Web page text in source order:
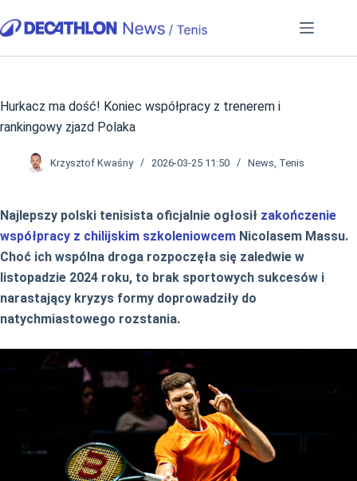
do
Hurkacz ma dość! Koniec współpracy z trenerem i
rankingowy zjazd Polaka
Krzysztof Kwaśny 2026-03-25 11:50 News Tenis
Najlepszy polski tenisista oficjalnie ogłosił zakończenie
współpracy z chilijskim szkoleniowcem Nicolasem Massu.
Choć ich wspólna droga rozpoczęła się zaledwie w
listopadzie 2024 roku, to brak sportowych sukcesów i
narastający kryzys formy doprowadziły do
natychmiastowego rozstania.